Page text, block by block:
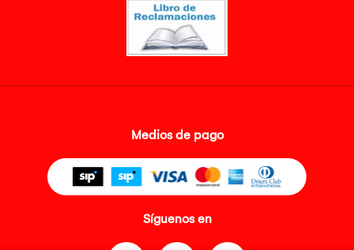
Medios de pago
Síguenos en